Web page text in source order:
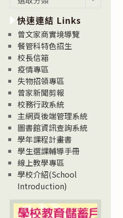
消
息
News
快速連結 Links
曾文家商實境導覽
餐管科特色招生
校長信箱
疫情專區
失物招領專區
曾家新聞剪報
校務行政系統
主網頁後端管理系統
圖書館資訊查詢系統
學年課程計畫書
學生選課輔導手冊
線上教學專區
學校介紹(School
Introduction)